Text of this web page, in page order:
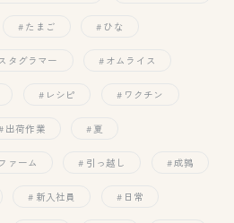
たまご ひな
タグラマー オムライス
レシピ ワクチン
出荷作業 夏
ァーム 引っ越し 成鶉
新入社員 日常